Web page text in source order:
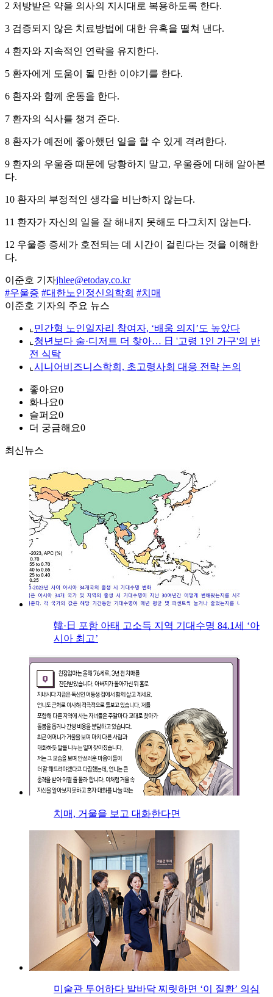
2 처방받은 약을 의사의 지시대로 복용하도록 한다.
3 검증되지 않은 치료방법에 대한 유혹을 떨쳐 낸다.
4 환자와 지속적인 연락을 유지한다.
5 환자에게 도움이 될 만한 이야기를 한다.
6 환자와 함께 운동을 한다.
7 환자의 식사를 챙겨 준다.
8 환자가 예전에 좋아했던 일을 할 수 있게 격려한다.
9 환자의 우울증 때문에 당황하지 말고, 우울증에 대해 알아본
다.
10 환자의 부정적인 생각을 비난하지 않는다.
11 환자가 자신의 일을 잘 해내지 못해도 다그치지 않는다.
12 우울증 증세가 호전되는 데 시간이 걸린다는 것을 이해한
다.
이준호 기자jhlee@etoday.co.kr
#우울증 #대한노인정신의학회 #치매
이준호 기자의 주요 뉴스
⌞ 민간형 노인일자리 참여자, ‘배움 의지’도 높았다
⌞ 청년보다 술·디저트 더 찾아… 日 '고령 1인 가구'의 반
전 식탁
⌞ 시니어비즈니스학회, 초고령사회 대응 전략 논의
좋아요0
화나요0
슬퍼요0
더 궁금해요0
최신뉴스
韓·日 포함 아태 고소득 지역 기대수명 84.1세 ‘아
시아 최고’
치매, 거울을 보고 대화한다면
미술관 투어하다 발바닥 찌릿하면 ‘이 질환’ 의심